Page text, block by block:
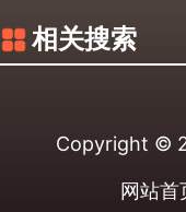
相关搜索
Copyright ©
网站首